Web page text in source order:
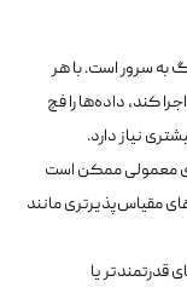
به سرور است. با هر
کند، داده‌ها را فچ
معمولی ممکن است
مقیاس‌پذیرتری مانند
قدرتمندتر یا